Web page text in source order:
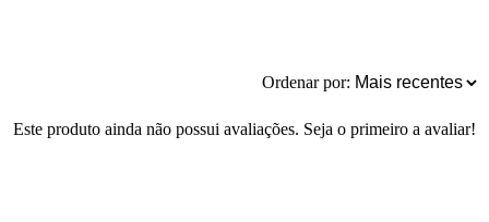
Ordenar por:
Este produto ainda não possui avaliações. Seja o primeiro a avaliar!